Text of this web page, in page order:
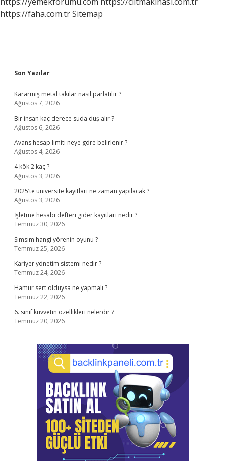
https://faha.com.trSitemap
Sidebar
Son Yazılar
Kararmış metal takılar nasıl parlatılır ?
Ağustos 7, 2026
Bir insan kaç derece suda duş alır ?
Ağustos 6, 2026
Avans hesap limiti neye göre belirlenir ?
Ağustos 4, 2026
4 kök 2 kaç ?
Ağustos 3, 2026
2025’te üniversite kayıtları ne zaman yapılacak ?
Ağustos 3, 2026
İşletme hesabı defteri gider kayıtları nedir ?
Temmuz 30, 2026
Simsim hangi yörenin oyunu ?
Temmuz 25, 2026
Kariyer yönetim sistemi nedir ?
Temmuz 24, 2026
Hamur sert olduysa ne yapmalı ?
Temmuz 22, 2026
6. sınıf kuvvetin özellikleri nelerdir ?
Temmuz 20, 2026